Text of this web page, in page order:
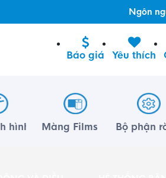
Ngôn
Báo giá Yêu thích
hình Màng Films Bộ phận